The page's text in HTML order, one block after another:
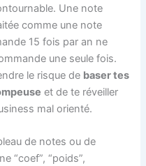
Une note
comme une note
15 fois par an ne
une seule fois.
le risque de baser tes
et de te réveiller
mal orienté.
de notes ou de
“coef”, “poids”,